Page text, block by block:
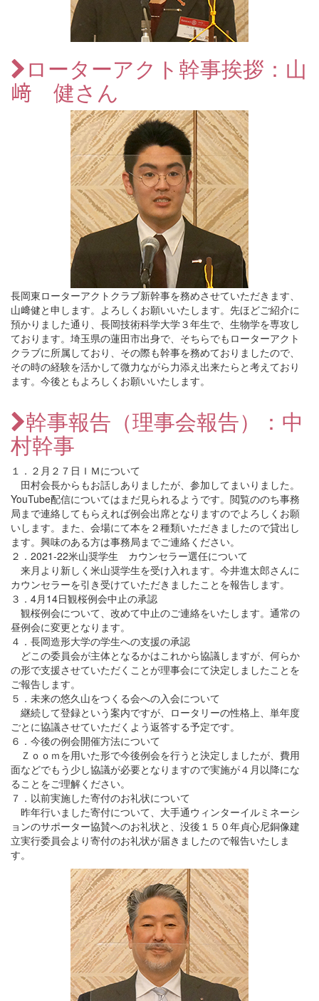
ローターアクト幹事挨拶：山
﨑 健さん
長岡東ローターアクトクラブ新幹事を務めさせていただきます、
山﨑健と申します。よろしくお願いいたします。先ほどご紹介に
預かりました通り、長岡技術科学大学３年生で、生物学を専攻し
ております。埼玉県の蓮田市出身で、そちらでもローターアクト
クラブに所属しており、その際も幹事を務めておりましたので、
その時の経験を活かして微力ながら力添え出来たらと考えており
ます。今後ともよろしくお願いいたします。
幹事報告（理事会報告）：中
村幹事
１．２月２７日ＩＭについて
田村会長からもお話しありましたが、参加してまいりました。
YouTube配信についてはまだ見られるようです。閲覧ののち事務
局まで連絡してもらえれば例会出席となりますのでよろしくお願
いします。また、会場にて本を２種類いただきましたので貸出し
ます。興味のある方は事務局までご連絡ください。
２．2021‐22米山奨学生 カウンセラー選任について
来月より新しく米山奨学生を受け入れます。今井進太郎さんに
カウンセラーを引き受けていただきましたことを報告します。
３．4月14日観桜例会中止の承認
観桜例会について、改めて中止のご連絡をいたします。通常の
昼例会に変更となります。
４．長岡造形大学の学生への支援の承認
どこの委員会が主体となるかはこれから協議しますが、何らか
の形で支援させていただくことが理事会にて決定しましたことを
ご報告します。
５．未来の悠久山をつくる会への入会について
継続して登録という案内ですが、ロータリーの性格上、単年度
ごとに協議させていただくよう返答する予定です。
６．今後の例会開催方法について
Ｚｏｏｍを用いた形で今後例会を行うと決定しましたが、費用
面などでもう少し協議が必要となりますので実施が４月以降にな
ることをご理解ください。
７．以前実施した寄付のお礼状について
昨年行いました寄付について、大手通ウィンターイルミネーシ
ョンのサポーター協賛へのお礼状と、没後１５０年貞心尼銅像建
立実行委員会より寄付のお礼状が届きましたので報告いたしま
す。